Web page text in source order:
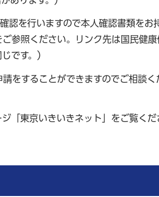
認を行いますので本人確認書類をお
参照ください。リンク先は国民健康
です。）
をすることができますのでご相談く
「東京いきいきネット」をご覧くだ